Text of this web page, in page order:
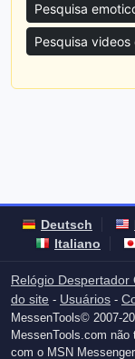
Pesquisa
Pesquisa
Deutsch
Italiano
Relógio Despertador
do site - Usuários -
MessenTools© 2007-
MessenTools.com
com o MSN